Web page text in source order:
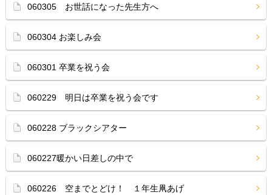
060305 お世話になった先生方へ
060304 お楽しみ会
060301 卒業を祝う会
060229 明日は卒業を祝う会です
060228 ブラックシアター
060227暖かい日差しの中で
060226 空までとどけ！ １年生凧あげ